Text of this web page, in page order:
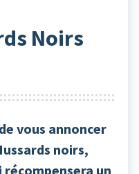
Noirs
vous annoncer
noirs,
un